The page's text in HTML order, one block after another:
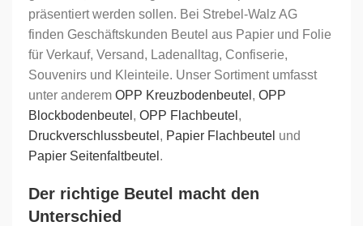
präsentiert werden sollen. Bei Strebel-Walz AG
finden Geschäftskunden Beutel aus Papier und Folie
für Verkauf, Versand, Ladenalltag, Confiserie,
Souvenirs und Kleinteile. Unser Sortiment umfasst
unter anderem OPP Kreuzbodenbeutel , OPP
Blockbodenbeutel , OPP Flachbeutel ,
Druckverschlussbeutel , Papier Flachbeutel und
Papier Seitenfaltbeutel .
Der richtige Beutel macht den
Unterschied